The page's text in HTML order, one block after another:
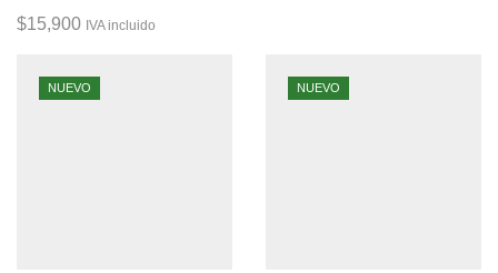
$15,900 IVA incluido
NUEVO NUEVO